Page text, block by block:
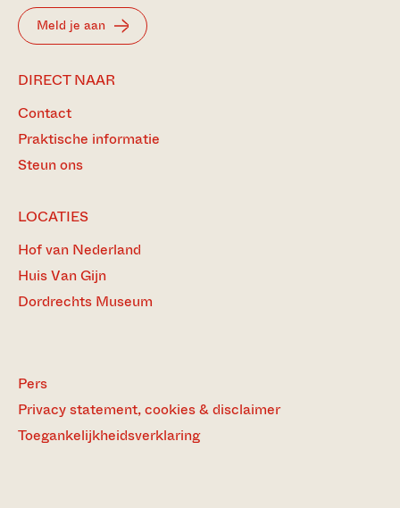
Meld je aan
DIRECT NAAR
Contact
Praktische informatie
Steun ons
LOCATIES
Hof van Nederland
Huis Van Gijn
Dordrechts Museum
Pers
Privacy statement, cookies & disclaimer
Toegankelijkheidsverklaring